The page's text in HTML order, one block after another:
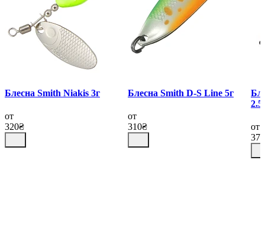
Блесна Smith Niakis 3г
от
320₴
Блесна Smith D-S Line 5г
от
310₴
от